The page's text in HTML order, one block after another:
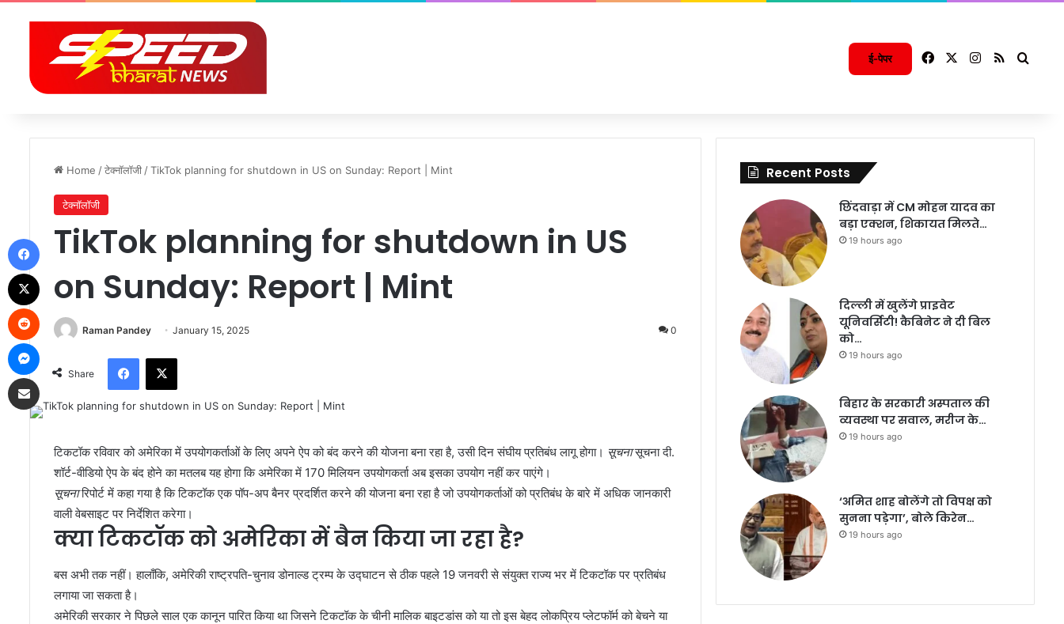
ई-पेपर FacebookInstagram
RSS
Home /टेक्नॉलॉजी /TikTok planning for shutdown in US on Sunday: Report | Mint
टेक्नॉलॉजी
TikTok planning for shutdown in US
on Sunday: Report | Mint
Raman Pandey January 15, 2025 0
Share
Facebook
X
टिकटॉक रविवार को अमेरिका में उपयोगकर्ताओं के लिए अपने ऐप को बंद करने की योजना बना रहा है, उसी दिन संघीय प्रतिबंध लागू होगा। सूचनासूचना दी.
शॉर्ट-वीडियो ऐप के बंद होने का मतलब यह होगा कि अमेरिका में 170 मिलियन उपयोगकर्ता अब इसका उपयोग नहीं कर पाएंगे।
सूचनारिपोर्ट में कहा गया है कि टिकटॉक एक पॉप-अप बैनर प्रदर्शित करने की योजना बना रहा है जो उपयोगकर्ताओं को प्रतिबंध के बारे में अधिक जानकारी
वाली वेबसाइट पर निर्देशित करेगा।
क्या टिकटॉक को अमेरिका में बैन किया जा रहा है?
बस अभी तक नहीं। हालाँकि, अमेरिकी राष्ट्रपति-चुनाव डोनाल्ड ट्रम्प के उद्घाटन से ठीक पहले 19 जनवरी से संयुक्त राज्य भर में टिकटॉक पर प्रतिबंध
लगाया जा सकता है।
अमेरिकी सरकार ने पिछले साल एक कानून पारित किया था जिसने टिकटॉक के चीनी मालिक बाइटडांस को या तो इस बेहद लोकप्रिय प्लेटफॉर्म को बेचने या
Recent Posts
छिंदवाड़ा में CM मोहन यादव का
बड़ा एक्शन, शिकायत मिलते…
19 hours ago
दिल्ली में खुलेंगे प्राइवेट
यूनिवर्सिटी! कैबिनेट ने दी बिल
को…
19 hours ago
बिहार के सरकारी अस्पताल की
व्यवस्था पर सवाल, मरीज के…
19 hours ago
‘अमित शाह बोलेंगे तो विपक्ष को
सुनना पड़ेगा’, बोले किरेन…
19 hours ago
Facebook
Share via Email